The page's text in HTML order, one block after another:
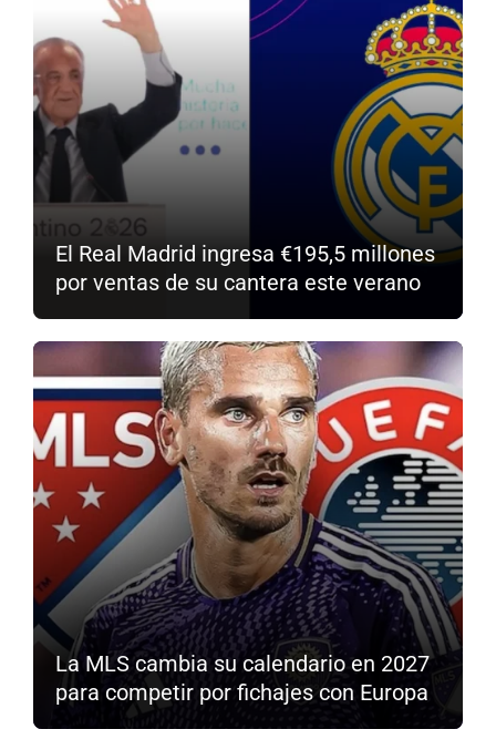
El Real Madrid ingresa €195,5 millones
por ventas de su cantera este verano
La MLS cambia su calendario en 2027
para competir por fichajes con Europa